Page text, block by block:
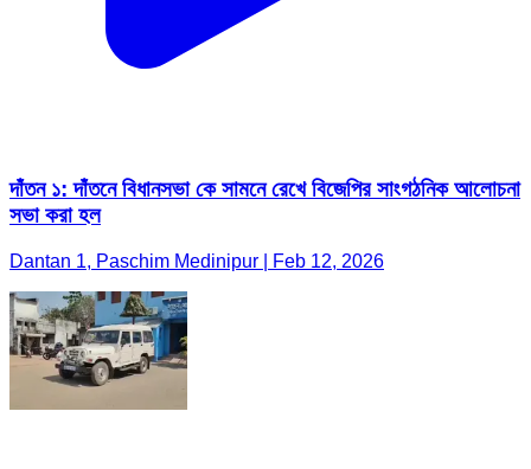
দাঁতন ১: দাঁতনে বিধানসভা কে সামনে রেখে বিজেপির সাংগঠনিক আলোচনা
সভা করা হল
Dantan 1, Paschim Medinipur | Feb 12, 2026